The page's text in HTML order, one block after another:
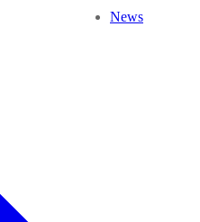
News